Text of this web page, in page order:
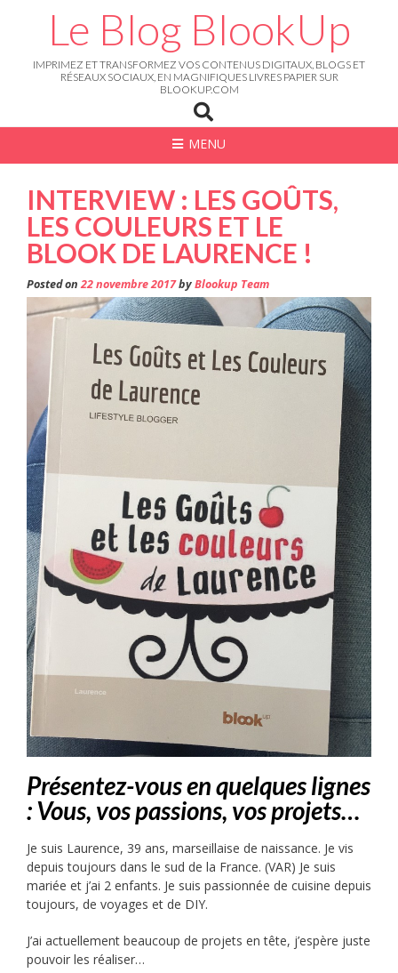
Le Blog BlookUp
IMPRIMEZ ET TRANSFORMEZ VOS CONTENUS DIGITAUX, BLOGS ET
RÉSEAUX SOCIAUX, EN MAGNIFIQUES LIVRES PAPIER SUR
BLOOKUP.COM
MENU
INTERVIEW : LES GOÛTS,
LES COULEURS ET LE
BLOOK DE LAURENCE !
Posted on22 novembre 2017byBlookup Team
Présentez-vous en quelques lignes
: Vous, vos passions, vos projets…
Je suis Laurence, 39 ans, marseillaise de naissance. Je vis
depuis toujours dans le sud de la France. (VAR) Je suis
mariée et j’ai 2 enfants. Je suis passionnée de cuisine depuis
toujours, de voyages et de DIY.
J’ai actuellement beaucoup de projets en tête, j’espère juste
pouvoir les réaliser…